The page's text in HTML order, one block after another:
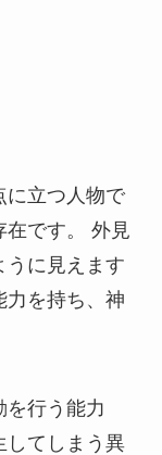
に立つ人物で
在です。 外見
うに見えます
力を持ち、神
を行う能力
してしまう異